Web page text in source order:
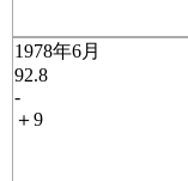
1978年6月
92.8
-
＋9